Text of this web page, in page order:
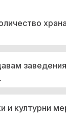
и културни